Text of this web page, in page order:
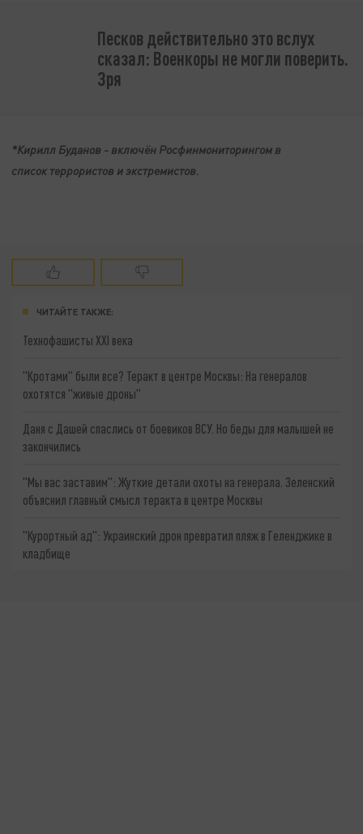
Песков действительно это вслух
сказал: Военкоры не могли поверить.
Зря
*Кирилл Буданов - включён Росфинмониторингом в
список террористов и экстремистов.
ЧИТАЙТЕ ТАКЖЕ:
Технофашисты XXI века
"Кротами" были все? Теракт в центре Москвы: На генералов
охотятся "живые дроны"
Даня с Дашей спаслись от боевиков ВСУ. Но беды для малышей не
закончились
"Мы вас заставим": Жуткие детали охоты на генерала. Зеленский
объяснил главный смысл теракта в центре Москвы
"Курортный ад": Украинский дрон превратил пляж в Геленджике в
кладбище